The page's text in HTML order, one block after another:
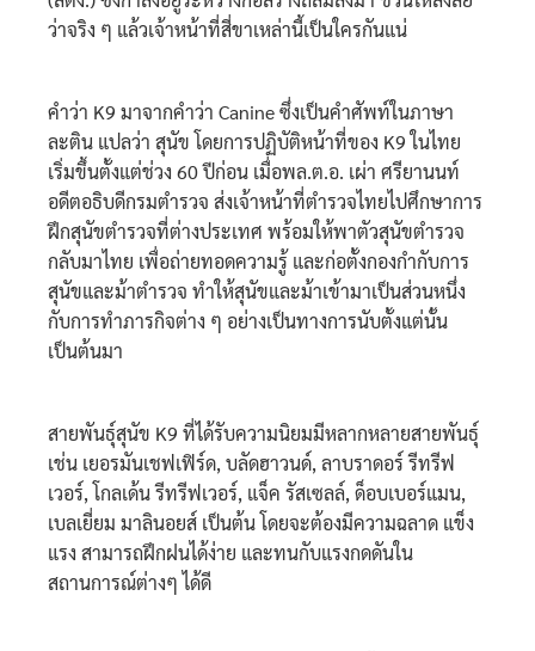
ว่าจริง ๆ แล้วเจ้าหน้าที่สี่ขาเหล่านี้เป็นใครกันแน่
คำว่า K9 มาจากคำว่า Canine ซึ่งเป็นคำศัพท์ในภาษา
ละติน แปลว่า สุนัข โดยการปฏิบัติหน้าที่ของ K9 ในไทย
เริ่มขึ้นตั้งแต่ช่วง 60 ปีก่อน เมื่อพล.ต.อ. เผ่า ศรียานนท์
อดีตอธิบดีกรมตำรวจ ส่งเจ้าหน้าที่ตำรวจไทยไปศึกษาการ
ฝึกสุนัขตำรวจที่ต่างประเทศ พร้อมให้พาตัวสุนัขตำรวจ
กลับมาไทย เพื่อถ่ายทอดความรู้ และก่อตั้งกองกำกับการ
สุนัขและม้าตำรวจ ทำให้สุนัขและม้าเข้ามาเป็นส่วนหนึ่ง
กับการทำภารกิจต่าง ๆ อย่างเป็นทางการนับตั้งแต่นั้น
เป็นต้นมา
สายพันธุ์สุนัข K9 ที่ได้รับความนิยมมีหลากหลายสายพันธุ์
เช่น เยอรมันเชฟเฟิร์ด, บลัดฮาวนด์, ลาบราดอร์ รีทรีฟ
เวอร์, โกลเด้น รีทรีฟเวอร์, แจ็ค รัสเซลล์, ด็อบเบอร์แมน,
เบลเยี่ยม มาลินอยส์ เป็นต้น โดยจะต้องมีความฉลาด แข็ง
แรง สามารถฝึกฝนได้ง่าย และทนกับแรงกดดันใน
สถานการณ์ต่างๆ ได้ดี